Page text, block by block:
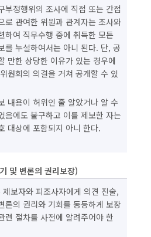
정행위의 조사에 직접 또는 간접
로 관여한 위원과 관계자는 조사와
하여 직무수행 중에 취득한 모든
를 누설하여서는 아니 된다. 단, 공
만한 상당한 이유가 있는 경우에
원회의 의결을 거쳐 공개할 수 있
내용이 허위인 줄 알았거나 알 수
음에도 불구하고 이를 제보한 자는
대상에 포함되지 아니 한다.
및 변론의 권리보장)
보자와 피조사자에게 의견 진술,
론의 권리와 기회를 동등하게 보장
련 절차를 사전에 알려주어야 한